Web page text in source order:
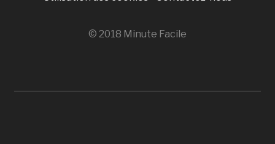
© 2018 Minute Facile